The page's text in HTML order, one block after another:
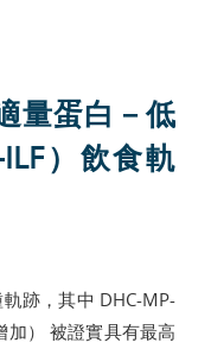
量蛋白－低
）飲食軌
跡，其中 DHC-MP-
加） 被證實具有最高